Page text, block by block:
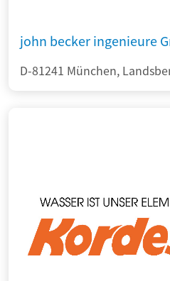
john becker ingenieure
D-81241 München,